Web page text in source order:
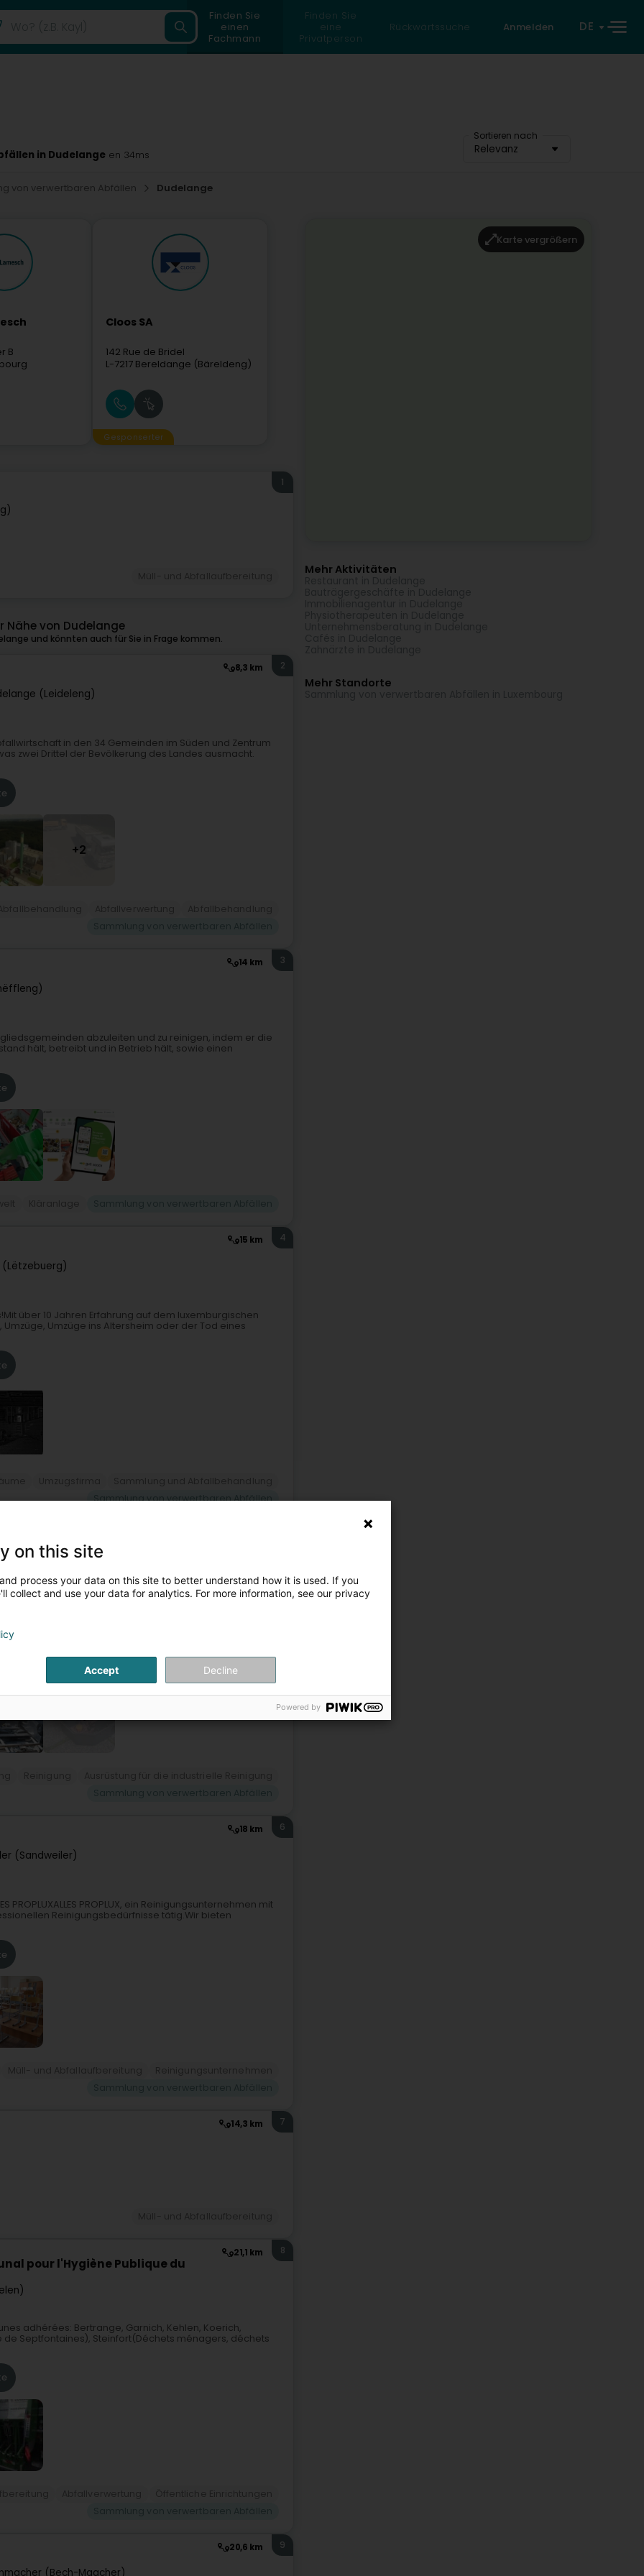
Finden Sie
einen
Fachmann
Finden Sie
eine
Privatperson
Rückwärtssuche Anmelden DE
Sortieren nach
Relevanz
in Dudelange en 34ms
von verwertbaren Abfällen Dudelange
B
Cloos SA
142 Rue de Bridel
L-7217 Bereldange (Bäreldeng)
Gesponserter
1
Nähe von Dudelange
und könnten auch für Sie in Frage kommen.
8,3 km
(Leideleng)
2
in den 34 Gemeinden im Süden und Zentrum
zwei Drittel der Bevölkerung des Landes ausmacht.
+2
14 km 3
abzuleiten und zu reinigen, indem er die
hält, betreibt und in Betrieb hält, sowie einen
15 km
(Lëtzebuerg)
4
über 10 Jahren Erfahrung auf dem luxemburgischen
Umzüge ins Altersheim oder der Tod eines
Sammlung von verwertbaren Abfällen
(Lëtzebuerg)
die Reinigung von Mülltonnen und Containern von 120
Hereinholen von Mülltonnen und Containern-
+4
18 km
(Sandweiler)
6
PROPLUX, ein Reinigungsunternehmen mit
Reinigungsbedürfnisse tätig.Wir bieten
14,3 km 7
21,1 km
pour l'Hygiène Publique du
8
adhérées: Bertrange, Garnich, Kehlen, Koerich,
Septfontaines), Steinfort(Déchets ménagers, déchets
20,6 km
(Bech-Maacher)
9
Karte vergrößern
Mehr Aktivitäten
Mehr Standorte
on this site
process your data on this site to better understand how it is used. If you
collect and use your data for analytics. For more information, see our privacy
Accept Decline
Powered by